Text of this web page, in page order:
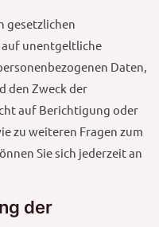
gesetzlichen
auf unentgeltliche
Daten,
den Zweck der
auf Berichtigung oder
zu weiteren Fragen zum
Sie sich jederzeit an
der